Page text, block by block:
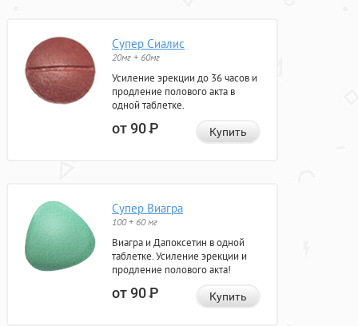
Супер Сиалис
20мг + 60мг
Усиление эрекции до 36 часов и
продление полового акта в
одной таблетке.
от 90Р Купить
Супер Виагра
100 + 60 мг
Виагра и Дапоксетин в одной
таблетке. Усиление эрекции и
продление полового акта!
от 90Р Купить